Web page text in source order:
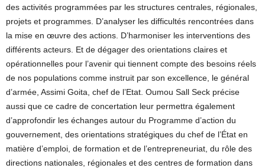
des activités programmées par les structures centrales, régionales,
projets et programmes. D’analyser les difficultés rencontrées dans
la mise en œuvre des actions. D’harmoniser les interventions des
différents acteurs. Et de dégager des orientations claires et
opérationnelles pour l’avenir qui tiennent compte des besoins réels
de nos populations comme instruit par son excellence, le général
d’armée, Assimi Goita, chef de l’Etat. Oumou Sall Seck précise
aussi que ce cadre de concertation leur permettra également
d’approfondir les échanges autour du Programme d’action du
gouvernement, des orientations stratégiques du chef de l’État en
matière d’emploi, de formation et de l’entrepreneuriat, du rôle des
directions nationales, régionales et des centres de formation dans